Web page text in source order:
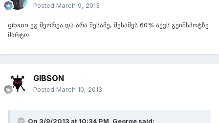
Posted March 9, 2013
gibson ეგ მეორეა და არა მესამე, მესამეს 60% აქვს გეიმსპოტზე
მარტო
GIBSON
Posted March 10, 2013
On 3/9/2013 at 10:34 PM, George said: